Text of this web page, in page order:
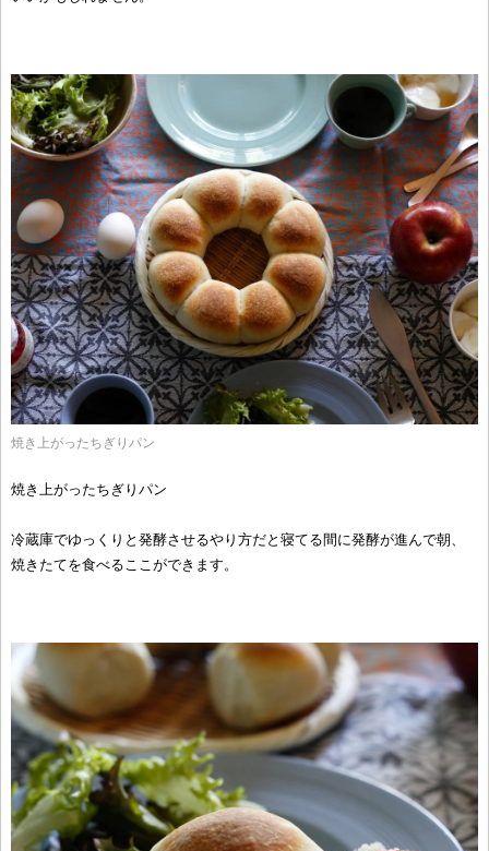
焼き上がったちぎりパン
焼き上がったちぎりパン
冷蔵庫でゆっくりと発酵させるやり方だと寝てる間に発酵が進んで朝、
焼きたてを食べるここができます。